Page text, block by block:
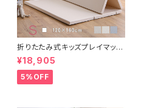
折りたたみ式キッズプレイマッ
ト Sサイズ（120×160cm）
¥18,905
5%OFF